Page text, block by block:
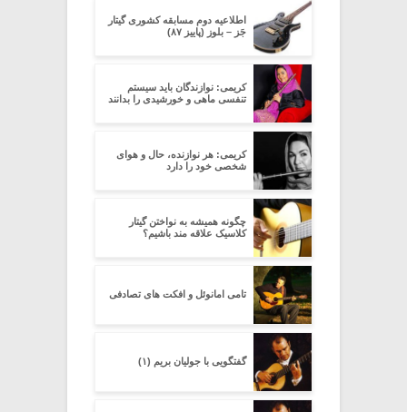
اطلاعیه دوم مسابقه کشوری گیتار
جَز – بلوز (پاییز ۸۷)
کریمی: نوازندگان باید سیستم
تنفسی ماهی و خورشیدی را بدانند
کریمی: هر نوازنده، حال و هوای
شخصی خود را دارد
چگونه همیشه به نواختن گیتار
کلاسیک علاقه مند باشیم؟
تامی امانوئل و افکت های تصادفی
گفتگویی با جولیان بریم (۱)